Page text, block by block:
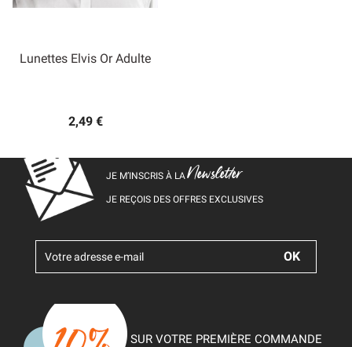
Lunettes Elvis Or Adulte
2,49 €
JE M’INSCRIS À LANewsletter
JE REÇOIS DES OFFRES EXCLUSIVES
SUR VOTRE PREMIÈRE COMMANDE